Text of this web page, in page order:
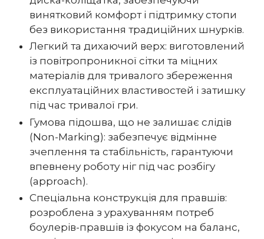
винятковий комфорт і підтримку стопи
без використання традиційних шнурків.
Легкий та дихаючий верх: виготовлений
із повітропроникної сітки та міцних
матеріалів для тривалого збереження
експлуатаційних властивостей і затишку
під час тривалої гри.
Гумова підошва, що не залишає слідів
(Non-Marking): забезпечує відмінне
зчеплення та стабільність, гарантуючи
впевнену роботу ніг під час розбігу
(approach).
Спеціальна конструкція для правшів:
розроблена з урахуванням потреб
боулерів-правшів із фокусом на баланс,